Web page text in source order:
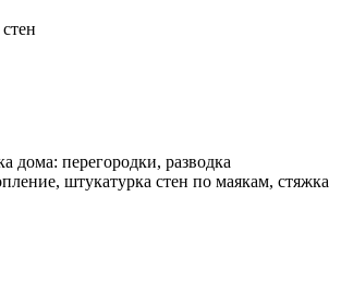
дома: перегородки, разводка
штукатурка стен по маякам, стяжка